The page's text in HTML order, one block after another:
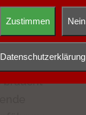
Anzahl
mehr, jede
zu
braucht
Zustimmen Nein
Datenschutzerklärung